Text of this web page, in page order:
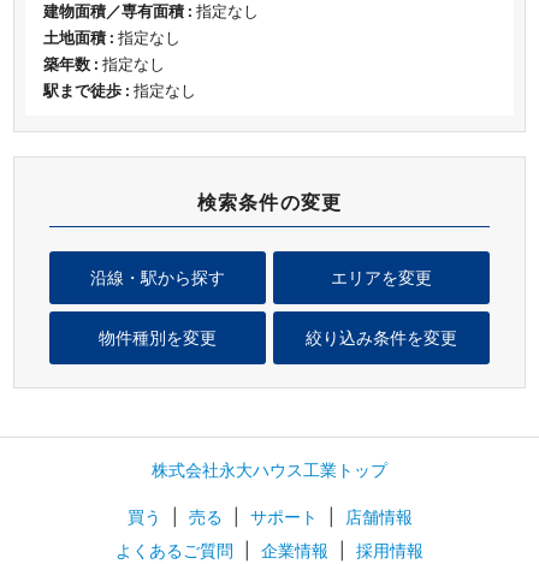
検索条件の変更
エリアを変更
沿線・駅から探す
物件種別を変更 絞り込み条件を変更
建物面積／専有面積 : 指定なし
土地面積 : 指定なし
築年数 : 指定なし
駅まで徒歩 : 指定なし
株式会社永大ハウス工業トップ
買う 売る サポート
店舗情報
よくあるご質問
企業情報 採用情報